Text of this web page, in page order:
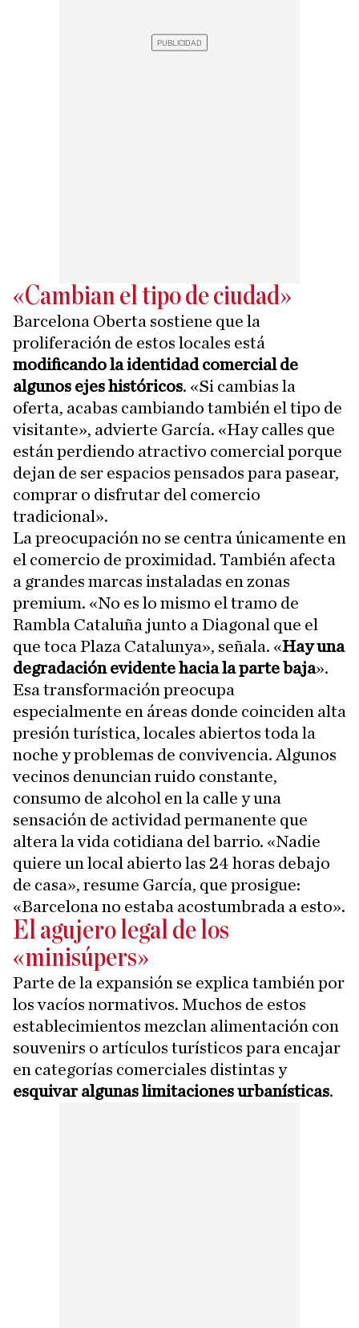
«Cambian el tipo de ciudad»
Barcelona Oberta sostiene que la
proliferación de estos locales está
modificando la identidad comercial de
algunos ejes históricos. «Si cambias la
oferta, acabas cambiando también el tipo de
visitante», advierte García. «Hay calles que
están perdiendo atractivo comercial porque
dejan de ser espacios pensados para pasear,
comprar o disfrutar del comercio
tradicional».
La preocupación no se centra únicamente en
el comercio de proximidad. También afecta
a grandes marcas instaladas en zonas
premium. «No es lo mismo el tramo de
Rambla Cataluña junto a Diagonal que el
que toca Plaza Catalunya», señala. «Hay una
degradación evidente hacia la parte baja».
Esa transformación preocupa
especialmente en áreas donde coinciden alta
presión turística, locales abiertos toda la
noche y problemas de convivencia. Algunos
vecinos denuncian ruido constante,
consumo de alcohol en la calle y una
sensación de actividad permanente que
altera la vida cotidiana del barrio. «Nadie
quiere un local abierto las 24 horas debajo
de casa», resume García, que prosigue:
«Barcelona no estaba acostumbrada a esto».
El agujero legal de los
«minisúpers»
Parte de la expansión se explica también por
los vacíos normativos. Muchos de estos
establecimientos mezclan alimentación con
souvenirs o artículos turísticos para encajar
en categorías comerciales distintas y
esquivar algunas limitaciones urbanísticas.